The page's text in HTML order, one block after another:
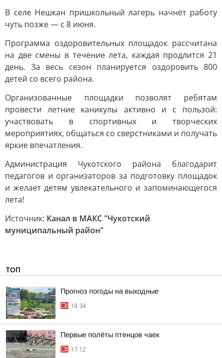
В селе Нешкан пришкольный лагерь начнёт работу
чуть позже — с 8 июня.
Программа оздоровительных площадок рассчитана
на две смены в течение лета, каждая продлится 21
день. За весь сезон планируется оздоровить 800
детей со всего района.
Организованные площадки позволят ребятам
провести летние каникулы активно и с пользой:
участвовать в спортивных и творческих
мероприятиях, общаться со сверстниками и получать
яркие впечатления.
Администрация Чукотского района благодарит
педагогов и организаторов за подготовку площадок
и желает детям увлекательного и запоминающегося
лета!
Источник: Канал в МАКС "Чукотский
муниципальный район"
ТОП
Прогноз погоды на выходные
18:34
Первые полёты птенцов чаек
17:12